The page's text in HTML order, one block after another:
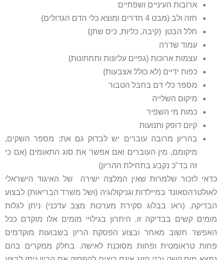
ארובות העיניים ושפתיים
חזה ולב (מבט 4 חדרים ומוצא כלי הדם הגדולים)
חלל הבטן (קיבה, כליות, כיס שתן)
עמוד שדרה
עצמות ארוכות (גפיים עליונות ותחתונות)
כפות ידיים (לא כולל אצבעות)
מספר כלי דם בחבל הטבור
מיקום השלייה
כמות מי השפיר
קיום דופק ותנועות
בהריון מרובה עוברים יש לבדוק גם את: מספר השקים,
מיקומם, מין העוברים ואם אפשר את סוג התאומים (אם כי
זה בד"כ נקבע בתחילת ההריון)
כדאי לזכור שלמרות שאין המלצה ישירה של האיגוד הישראלי
לאולטרהסאונד במיילדות וגניקולוגיה (ושל משרד הבריאות) לבצוע
הבדיקה, (ראו בבלוג סקירת מערכות מצב עדכני) ניתן לגלות
מומים קשים בבדיקה זו. היתרון בגילויי מומים אלו מוקדם ככל
האפשר חשוב מאחר ובצוע הפסקת הריון בשבועות מוקדמים
פחות טראומטית ופחות מסוכנת לאישה. בחלק ממקרים בהם